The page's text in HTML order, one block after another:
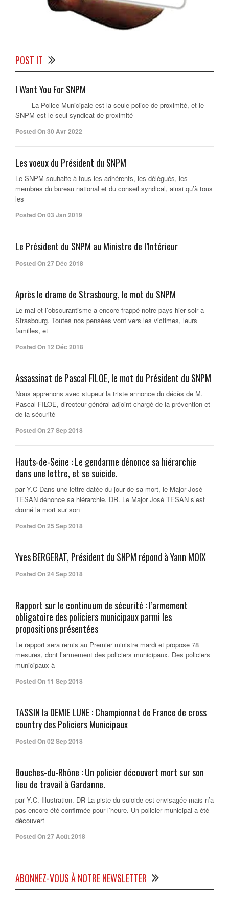
POST IT
I Want You For SNPM
La Police Municipale est la seule police de proximité, et le
SNPM est le seul syndicat de proximité
Posted On 30 Avr 2022
Les voeux du Président du SNPM
Le SNPM souhaite à tous les adhérents, les délégués, les
membres du bureau national et du conseil syndical, ainsi qu’à tous
les
Posted On 03 Jan 2019
Le Président du SNPM au Ministre de l’Intérieur
Posted On 27 Déc 2018
Après le drame de Strasbourg, le mot du SNPM
Le mal et l’obscurantisme a encore frappé notre pays hier soir a
Strasbourg. Toutes nos pensées vont vers les victimes, leurs
familles, et
Posted On 12 Déc 2018
Assassinat de Pascal FILOE, le mot du Président du SNPM
Nous apprenons avec stupeur la triste annonce du décès de M.
Pascal FILOE, directeur général adjoint chargé de la prévention et
de la sécurité
Posted On 27 Sep 2018
Hauts-de-Seine : Le gendarme dénonce sa hiérarchie
dans une lettre, et se suicide.
par Y.C Dans une lettre datée du jour de sa mort, le Major José
TESAN dénonce sa hiérarchie. DR. Le Major José TESAN s’est
donné la mort sur son
Posted On 25 Sep 2018
Yves BERGERAT, Président du SNPM répond à Yann MOIX
Posted On 24 Sep 2018
Rapport sur le continuum de sécurité : l’armement
obligatoire des policiers municipaux parmi les
propositions présentées
Le rapport sera remis au Premier ministre mardi et propose 78
mesures, dont l’armement des policiers municipaux. Des policiers
municipaux à
Posted On 11 Sep 2018
TASSIN la DEMIE LUNE : Championnat de France de cross
country des Policiers Municipaux
Posted On 02 Sep 2018
Bouches-du-Rhône : Un policier découvert mort sur son
lieu de travail à Gardanne.
par Y.C. Illustration. DR La piste du suicide est envisagée mais n’a
pas encore été confirmée pour l’heure. Un policier municipal a été
découvert
Posted On 27 Août 2018
ABONNEZ-VOUS À NOTRE NEWSLETTER